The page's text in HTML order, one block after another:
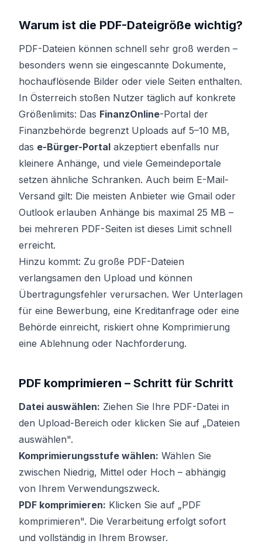
Warum ist die PDF-Dateigröße wichtig?
PDF-Dateien können schnell sehr groß werden –
besonders wenn sie eingescannte Dokumente,
hochauflösende Bilder oder viele Seiten enthalten.
In Österreich stoßen Nutzer täglich auf konkrete
Größenlimits: Das FinanzOnline-Portal der
Finanzbehörde begrenzt Uploads auf 5–10 MB,
das e-Bürger-Portal akzeptiert ebenfalls nur
kleinere Anhänge, und viele Gemeindeportale
setzen ähnliche Schranken. Auch beim E-Mail-
Versand gilt: Die meisten Anbieter wie Gmail oder
Outlook erlauben Anhänge bis maximal 25 MB –
bei mehreren PDF-Seiten ist dieses Limit schnell
erreicht.
Hinzu kommt: Zu große PDF-Dateien
verlangsamen den Upload und können
Übertragungsfehler verursachen. Wer Unterlagen
für eine Bewerbung, eine Kreditanfrage oder eine
Behörde einreicht, riskiert ohne Komprimierung
eine Ablehnung oder Nachforderung.
PDF komprimieren – Schritt für Schritt
Datei auswählen: Ziehen Sie Ihre PDF-Datei in
den Upload-Bereich oder klicken Sie auf „Dateien
auswählen".
Komprimierungsstufe wählen: Wählen Sie
zwischen Niedrig, Mittel oder Hoch – abhängig
von Ihrem Verwendungszweck.
PDF komprimieren: Klicken Sie auf „PDF
komprimieren". Die Verarbeitung erfolgt sofort
und vollständig in Ihrem Browser.